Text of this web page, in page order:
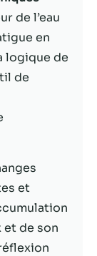
de l’eau
en
logique de
de
et
et de son
notre
que
lors
et